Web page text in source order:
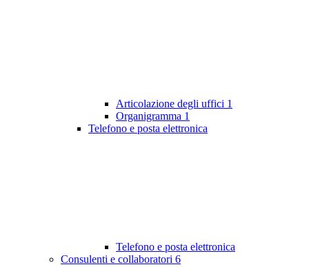
Articolazione degli uffici 1
Organigramma 1
Telefono e posta elettronica
Telefono e posta elettronica
Consulenti e collaboratori 6